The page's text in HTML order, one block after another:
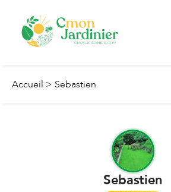
Accueil > Sebastien
Sebastien